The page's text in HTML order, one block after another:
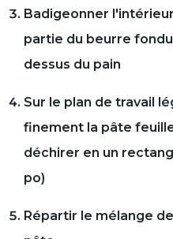
Badigeonner
partie du beurre
dessus du pain
Sur le plan de travail
finement la pâte
déchirer en un
po)
Répartir le mélange